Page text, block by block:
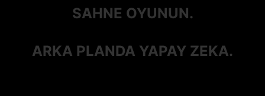
SAHNE OYUNUN.
ARKA PLANDA YAPAY ZEKA.